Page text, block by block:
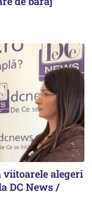
alegeri
DC News /